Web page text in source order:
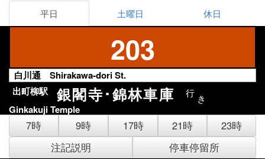
平日 土曜日 休日
203
白川通 Shirakawa-dori St.
出町柳駅
銀閣寺･錦林車庫 行 き
Ginkakuji Temple
7時 9時 17時 21時
23時
注記説明
停車停留所